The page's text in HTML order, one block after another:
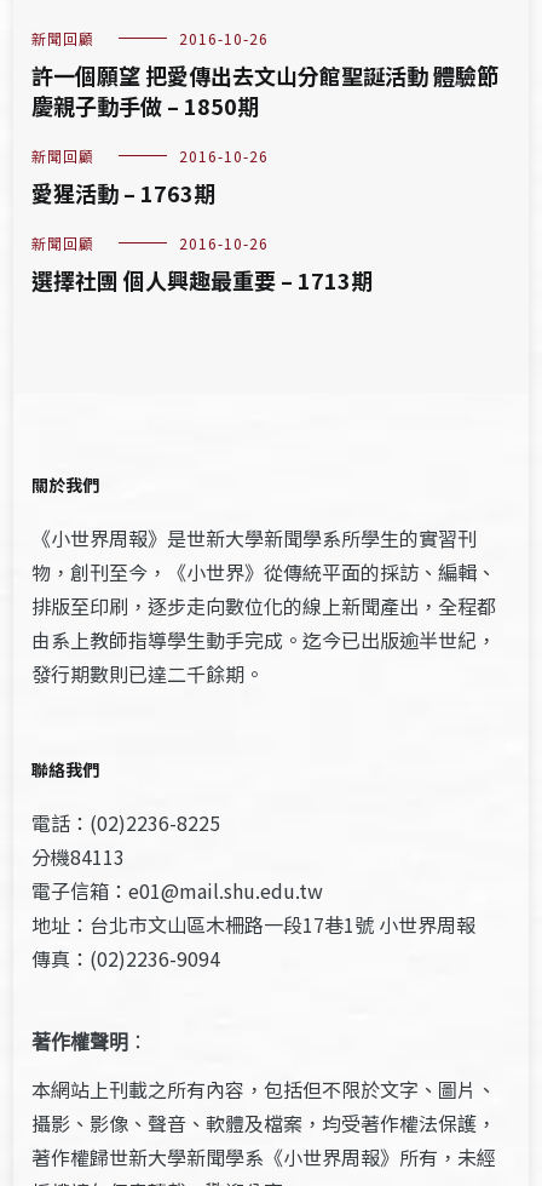
新聞回顧 2016-10-26
許一個願望 把愛傳出去文山分館聖誕活動 體驗節
慶親子動手做 – 1850期
新聞回顧 2016-10-26
愛猩活動 – 1763期
新聞回顧 2016-10-26
選擇社團 個人興趣最重要 – 1713期
關於我們
《小世界周報》是世新大學新聞學系所學生的實習刊
物，創刊至今，《小世界》從傳統平面的採訪、編輯、
排版至印刷，逐步走向數位化的線上新聞產出，全程都
由系上教師指導學生動手完成。迄今已出版逾半世紀，
發行期數則已達二千餘期。
聯絡我們
電話：(02)2236-8225
分機84113
電子信箱：e01@mail.shu.edu.tw
地址：台北市文山區木柵路一段17巷1號 小世界周報
傳真：(02)2236-9094
著作權聲明 ：
本網站上刊載之所有內容，包括但不限於文字、圖片、
攝影、影像、聲音、軟體及檔案，均受著作權法保護，
著作權歸世新大學新聞學系《小世界周報》所有，未經